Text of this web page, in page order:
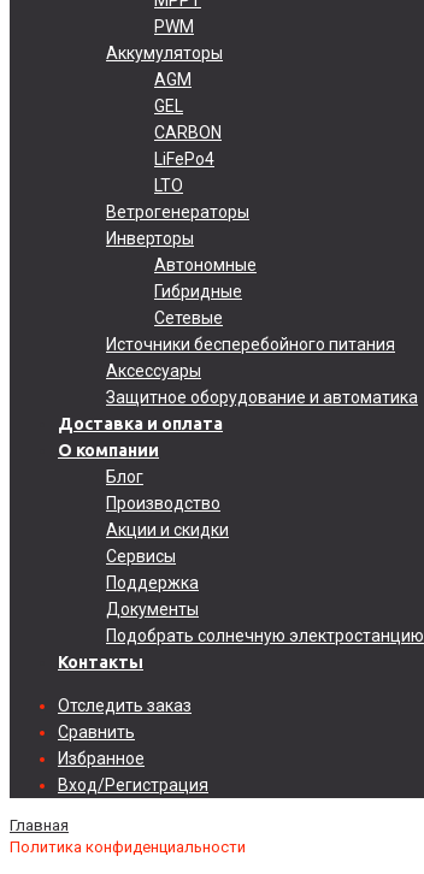
PWM
Аккумуляторы
AGM
GEL
CARBON
LiFePo4
LTO
Ветрогенераторы
Инверторы
Автономные
Гибридные
Сетевые
Источники бесперебойного питания
Аксессуары
Защитное оборудование и автоматика
Доставка и оплата
О компании
Блог
Производство
Акции и скидки
Сервисы
Поддержка
Документы
Подобрать солнечную электростанцию
Контакты
Отследить заказ
Сравнить
Избранное
Вход/Регистрация
Главная
Политика конфиденциальности